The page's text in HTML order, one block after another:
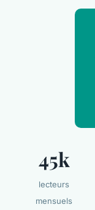
45k
lecteurs
mensuels